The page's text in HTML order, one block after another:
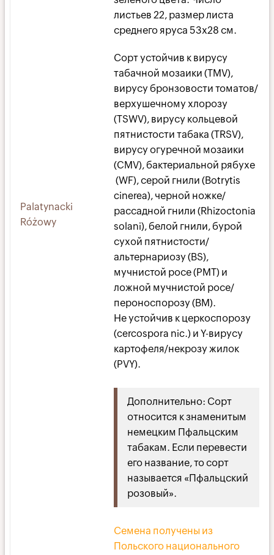
Palatynacki
Różowy
листьев 22, размер листа
среднего яруса 53х28 см.
Сорт устойчив к вирусу
табачной мозаики (TMV),
вирусу бронзовости томатов/
верхушечному хлорозу
(TSWV), вирусу кольцевой
пятнистости табака (TRSV),
вирусу огуречной мозаики
(CMV), бактериальной рябухе
(WF), серой гнили (Botrytis
cinerea), черной ножке/
рассадной гнили (Rhizoctonia
solani), белой гнили, бурой
сухой пятнистости/
альтернариозу (BS),
мучнистой росе (PMT) и
ложной мучнистой росе/
пероноспорозу (BM).
Не устойчив к церкоспорозу
(cercospora nic.) и Y-вирусу
картофеля/некрозу жилок
(PVY).
Дополнительно: Сорт
относится к знаменитым
немецким Пфальцским
табакам. Если перевести
его название, то сорт
называется «Пфальцский
розовый».
Семена получены из
Польского национального